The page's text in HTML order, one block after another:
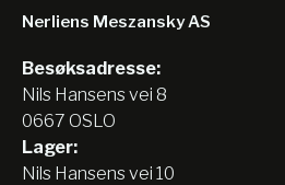
Nerliens Meszansky AS
Besøksadresse:
Nils Hansens vei 8
0667 OSLO
Lager:
Nils Hansens vei 10